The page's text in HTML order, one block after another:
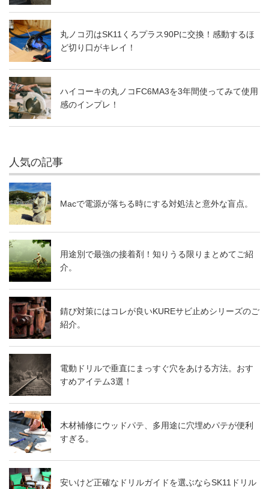
丸ノコ刃はSK11くろプラス90Pに交換！感動するほ
ど切り口がキレイ！
ハイコーキの丸ノコFC6MA3を3年間使ってみて使用
感のインプレ！
人気の記事
Macで電源が落ちる時にする対処法と意外な盲点。
用途別で最強の接着剤！知りうる限りまとめてご紹
介。
錆び対策にはコレが良いKUREサビ止めシリーズのご
紹介。
電動ドリルで垂直にまっすぐ穴をあける方法。おす
すめアイテム3選！
木材補修にウッドパテ、多用途に穴埋めパテが便利
すぎる。
安いけど正確なドリルガイドを選ぶならSK11ドリル